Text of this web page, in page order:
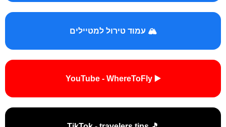
🏔️ עמוד טירול למטיילים
▶️ YouTube - WhereToFly